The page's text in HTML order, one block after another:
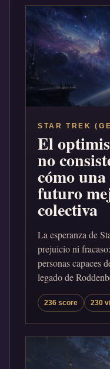
STAR TREK
El
no
cómo
futuro
colectiva
La esperanza de
prejuicio ni
personas capaces
legado de
236 score 230